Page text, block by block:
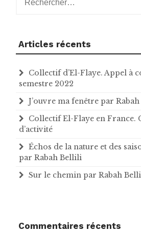
Articles récents
Collectif d’El-Flaye. Appel à
semestre 2022
J’ouvre ma fenêtre par
Collectif El-Flaye en France.
d’activité
Échos de la nature et des
par Rabah Bellili
Sur le chemin par Rabah
Commentaires récents